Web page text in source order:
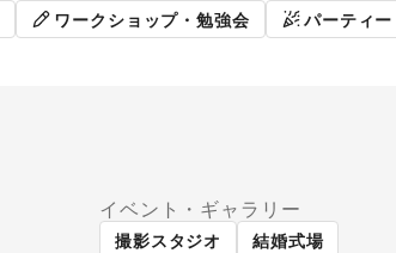
展示会・個展
ワークショップ・勉強会 パーティ
イベント・ギャラリー
撮影スタジオ 結婚式場